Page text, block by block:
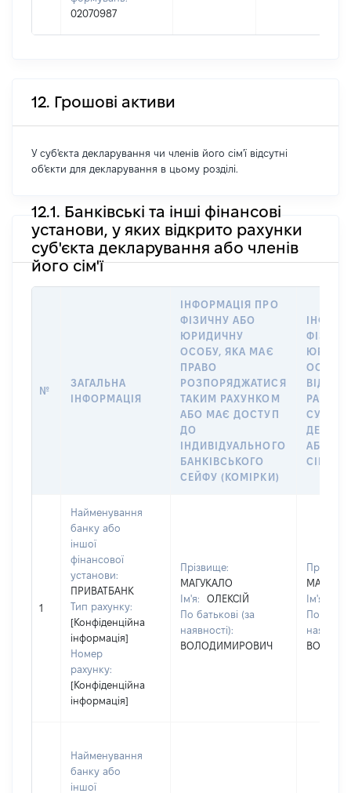
02070987
12. Грошові активи
У суб'єкта декларування чи членів його сім'ї відсутні
об'єкти для декларування в цьому розділі.
12.1. Банківські та інші фінансові
установи, у яких відкрито рахунки
суб'єкта декларування або членів
його сім'ї
№
ЗАГАЛЬНА
ІНФОРМАЦІЯ
ІНФОРМАЦІЯ ПРО
ФІЗИЧНУ АБО
ЮРИДИЧНУ
ОСОБУ, ЯКА МАЄ
ПРАВО
РОЗПОРЯДЖАТИСЯ
ТАКИМ РАХУНКОМ
АБО МАЄ ДОСТУП
ДО
ІНДИВІДУАЛЬНОГО
БАНКІВСЬКОГО
СЕЙФУ (КОМІРКИ)
ОСОБУ,
АБО
СІМ’Ї
1
Найменування
банку або
іншої
фінансової
установи:
ПРИВАТБАНК
Тип рахунку:
[Конфіденційна
інформація]
Номер
рахунку:
[Конфіденційна
інформація]
Прізвище:
МАГУКАЛО
Ім'я:
ОЛЕКСІЙ
По батькові (за
наявності):
ВОЛОДИМИРОВИЧ
Ім'я:
По
Найменування
банку або
іншої